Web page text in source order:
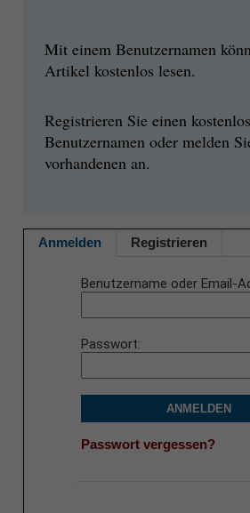
Mit einem Benutzernamen
Artikel kostenlos lesen.
Registrieren Sie einen
Benutzernamen oder melden
vorhandenen an.
Anmelden Registrieren
Benutzername oder Email-
Passwort
ANMELDEN
Passwort vergessen?